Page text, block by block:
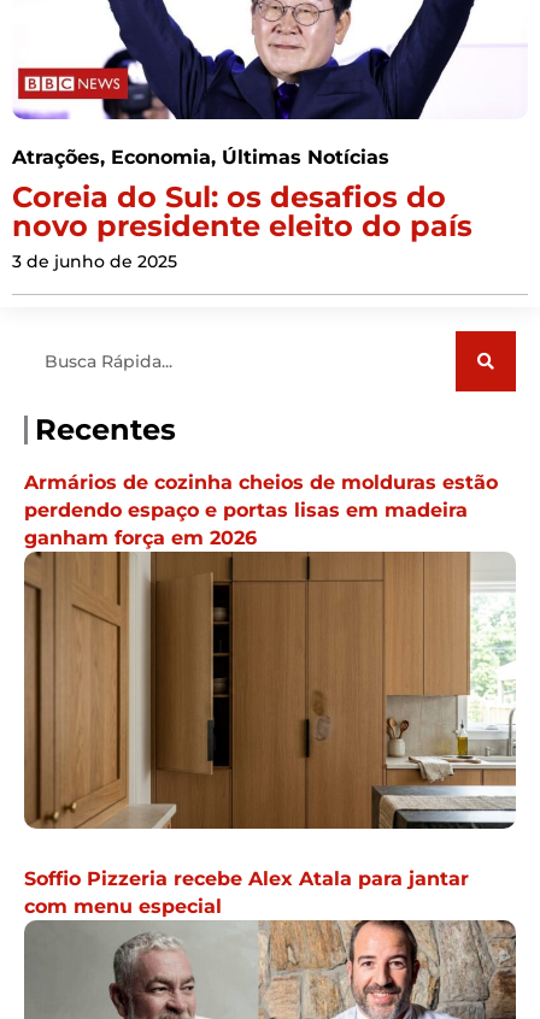
Atrações, Economia, Últimas Notícias
Coreia do Sul: os desafios do
novo presidente eleito do país
3 de junho de 2025
Recentes
Armários de cozinha cheios de molduras estão
perdendo espaço e portas lisas em madeira
ganham força em 2026
Soffio Pizzeria recebe Alex Atala para jantar
com menu especial